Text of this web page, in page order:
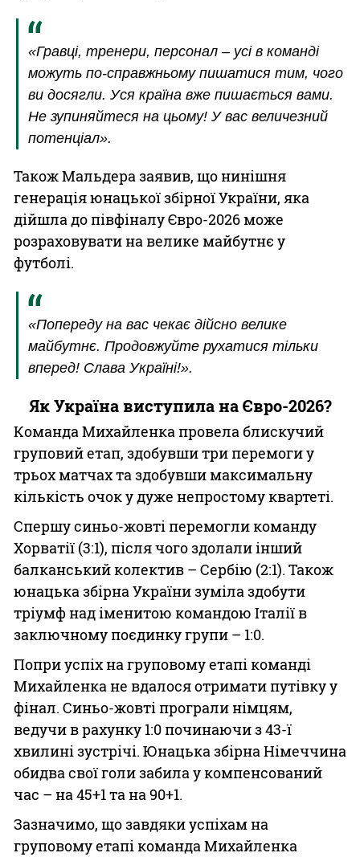
«Гравці, тренери, персонал – усі в команді
можуть по-справжньому пишатися тим, чого
ви досягли. Уся країна вже пишається вами.
Не зупиняйтеся на цьому! У вас величезний
потенціал».
Також Мальдера заявив, що нинішня
генерація юнацької збірної України, яка
дійшла до півфіналу Євро-2026 може
розраховувати на велике майбутнє у
футболі.
«Попереду на вас чекає дійсно велике
майбутнє. Продовжуйте рухатися тільки
вперед! Слава Україні!».
Як Україна виступила на Євро-2026?
Команда Михайленка провела блискучий
груповий етап, здобувши три перемоги у
трьох матчах та здобувши максимальну
кількість очок у дуже непростому квартеті.
Спершу синьо-жовті перемогли команду
Хорватії (3:1), після чого здолали інший
балканський колектив – Сербію (2:1). Також
юнацька збірна України зуміла здобути
тріумф над іменитою командою Італії в
заключному поєдинку групи – 1:0.
Попри успіх на груповому етапі команді
Михайленка не вдалося отримати путівку у
фінал. Синьо-жовті програли німцям,
ведучи в рахунку 1:0 починаючи з 43-ї
хвилині зустрічі. Юнацька збірна Німеччина
обидва свої голи забила у компенсований
час – на 45+1 та на 90+1.
Зазначимо, що завдяки успіхам на
груповому етапі команда Михайленка